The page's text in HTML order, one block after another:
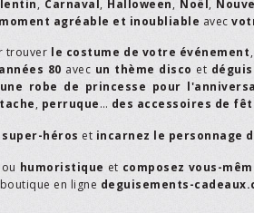
, Carnaval, Halloween, Noël,
agréable et inoubliable avec
trouver le costume de votre événement,
80 avec un thème disco et
une robe de princesse pour
, perruque… des accessoires de
héros et incarnez le personnage
ou humoristique et composez vous-
en ligne deguisements-